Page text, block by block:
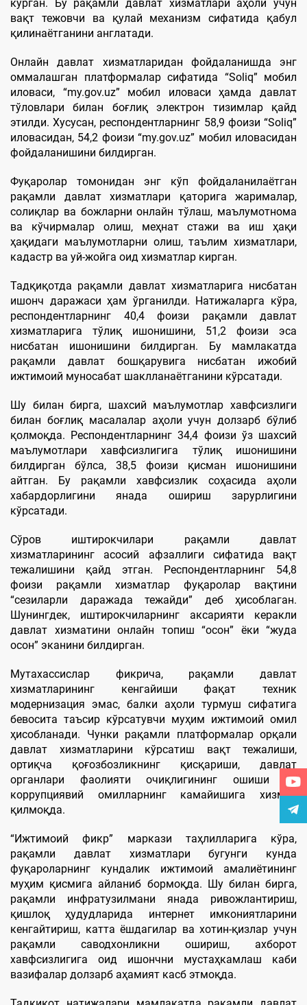
кўрган. Бу рақамли давлат хизматлари аҳоли учун
вақт тежовчи ва қулай механизм сифатида қабул
қилинаётганини англатади.
Онлайн давлат хизматларидан фойдаланишда энг
оммалашган платформалар сифатида “Soliq” мобил
иловаси, “my.gov.uz” мобил иловаси ҳамда давлат
тўловлари билан боғлиқ электрон тизимлар қайд
этилди. Хусусан, респондентларнинг 58,9 фоизи “Soliq”
иловасидан, 54,2 фоизи “my.gov.uz” мобил иловасидан
фойдаланишини билдирган.
Фуқаролар томонидан энг кўп фойдаланилаётган
рақамли давлат хизматлари қаторига жарималар,
солиқлар ва божларни онлайн тўлаш, маълумотнома
ва кўчирмалар олиш, меҳнат стажи ва иш ҳақи
ҳақидаги маълумотларни олиш, таълим хизматлари,
кадастр ва уй-жойга оид хизматлар кирган.
Тадқиқотда рақамли давлат хизматларига нисбатан
ишонч даражаси ҳам ўрганилди. Натижаларга кўра,
респондентларнинг 40,4 фоизи рақамли давлат
хизматларига тўлиқ ишонишини, 51,2 фоизи эса
нисбатан ишонишини билдирган. Бу мамлакатда
рақамли давлат бошқарувига нисбатан ижобий
ижтимоий муносабат шаклланаётганини кўрсатади.
Шу билан бирга, шахсий маълумотлар хавфсизлиги
билан боғлиқ масалалар аҳоли учун долзарб бўлиб
қолмоқда. Респондентларнинг 34,4 фоизи ўз шахсий
маълумотлари хавфсизлигига тўлиқ ишонишини
билдирган бўлса, 38,5 фоизи қисман ишонишини
айтган. Бу рақамли хавфсизлик соҳасида аҳоли
хабардорлигини янада ошириш зарурлигини
кўрсатади.
Сўров иштирокчилари рақамли давлат
хизматларининг асосий афзаллиги сифатида вақт
тежалишини қайд этган. Респондентларнинг 54,8
фоизи рақамли хизматлар фуқаролар вақтини
“сезиларли даражада тежайди” деб ҳисоблаган.
Шунингдек, иштирокчиларнинг аксарияти керакли
давлат хизматини онлайн топиш “осон” ёки “жуда
осон” эканини билдирган.
Мутахассислар фикрича, рақамли давлат
хизматларининг кенгайиши фақат техник
модернизация эмас, балки аҳоли турмуш сифатига
бевосита таъсир кўрсатувчи муҳим ижтимоий омил
ҳисобланади. Чунки рақамли платформалар орқали
давлат хизматларини кўрсатиш вақт тежалиши,
ортиқча қоғозбозликнинг қисқариши, давлат
органлари фаолияти очиқлигининг ошиши ва
коррупциявий омилларнинг камайишига хизмат
қилмоқда.
“Ижтимоий фикр” маркази таҳлилларига кўра,
рақамли давлат хизматлари бугунги кунда
фуқароларнинг кундалик ижтимоий амалиётининг
муҳим қисмига айланиб бормоқда. Шу билан бирга,
рақамли инфратузилмани янада ривожлантириш,
қишлоқ ҳудудларида интернет имкониятларини
кенгайтириш, катта ёшдагилар ва хотин-қизлар учун
рақамли саводхонликни ошириш, ахборот
хавфсизлигига оид ишончни мустаҳкамлаш каби
вазифалар долзарб аҳамият касб этмоқда.